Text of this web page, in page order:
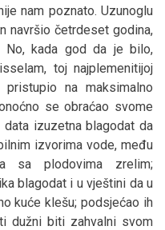
nam poznato. Uzunoglu
navršio četrdeset godina,
No, kada god da je bilo,
toj najplemenitijoj
na maksimalno
se obraćao svome
izuzetna blagodat da
izvorima vode, među
sa plodovima zrelim;
blagodat i u vještini da u
kuće klešu; podsjećao ih
dužni biti zahvalni svom